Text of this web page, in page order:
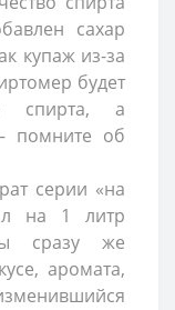
сахар
купаж из-за
будет
спирта, а
помните об
серии «на
на 1 литр
сразу же
аромата,